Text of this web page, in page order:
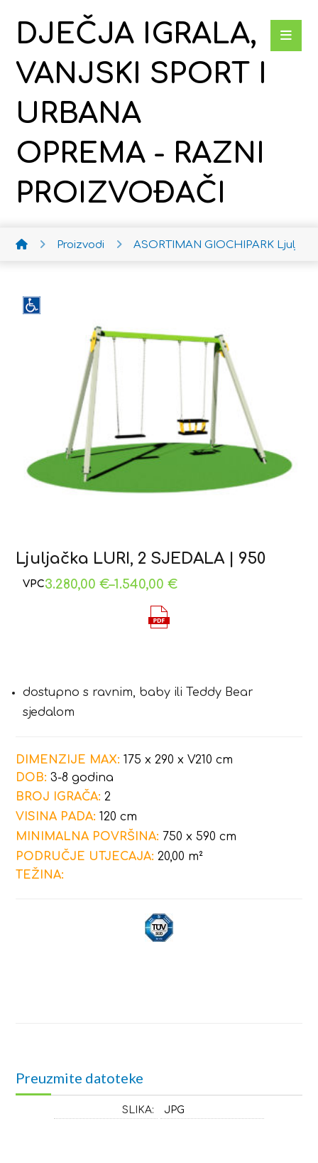
DJEČJA IGRALA,
VANJSKI SPORT I
URBANA
OPREMA - RAZNI
PROIZVOĐAČI
Proizvodi ASORTIMAN GIOCHIPARK
Ljuljačka LURI, 2 SJEDALA | 950
1.540,00€
–
3.280,00€
dostupno s ravnim, baby ili Teddy Bear
sjedalom
DIMENZIJE MAX: 175 x 290 x V210 cm
DOB: 3-8 godina
BROJ IGRAČA: 2
VISINA PADA: 120 cm
MINIMALNA POVRŠINA: 750 x 590 cm
PODRUČJE UTJECAJA: 20,00 m²
TEŽINA:
Preuzmite datoteke
SLIKA: JPG